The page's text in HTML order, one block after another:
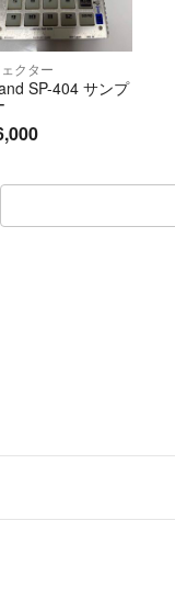
クター
SP-404 サンプ